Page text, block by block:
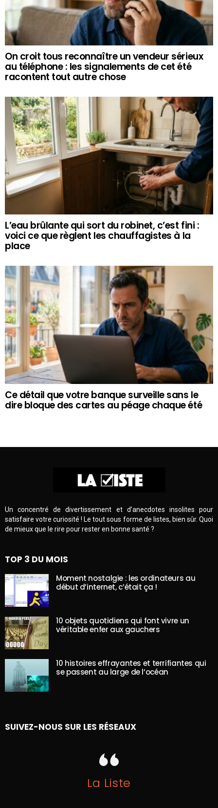
On croit tous reconnaître un vendeur sérieux
au téléphone : les signalements de cet été
racontent tout autre chose
L’eau brûlante qui sort du robinet, c’est fini :
voici ce que règlent les chauffagistes à la
place
Ce détail que votre banque surveille sans le
dire bloque des cartes au péage chaque été
Un concentré de divertissement et d’anecdotes insolites pour
satisfaire votre curiosité ! Le tout sous forme de listes, bien sûr. Quoi
de mieux que le rire pour rester en bonne santé ?
TOP 3 DU MOIS
Moment nostalgie : les ordinateurs au
début d’internet, c’était ça !
10 objets quotidiens qui font vivre un
véritable enfer aux gauchers
10 histoires effrayantes et terrifiantes qui
se passent au large de l’océan
SUIVEZ-NOUS SUR LES RÉSEAUX
La Liste